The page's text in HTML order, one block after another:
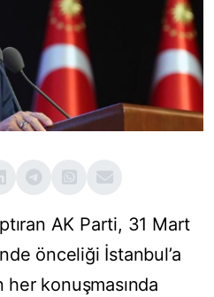
AK Parti, 31 Mart
önceliği İstanbul’a
konuşmasında